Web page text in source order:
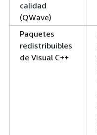
calidad
(QWave)
Paquetes
redistribuibles
de Visual C++